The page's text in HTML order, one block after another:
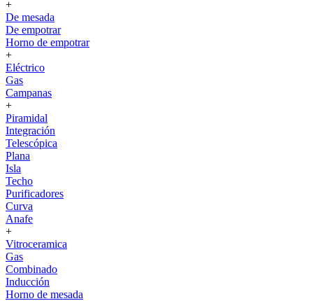
+
De mesada
De empotrar
Horno de empotrar
+
Eléctrico
Gas
Campanas
+
Piramidal
Integración
Telescópica
Plana
Isla
Techo
Purificadores
Curva
Anafe
+
Vitroceramica
Gas
Combinado
Inducción
Horno de mesada